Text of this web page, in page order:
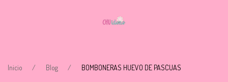
Inicio Blog BOMBONERAS HUEVO DE PASCUAS